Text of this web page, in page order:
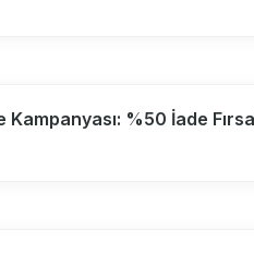
Kampanyası: %50 İade